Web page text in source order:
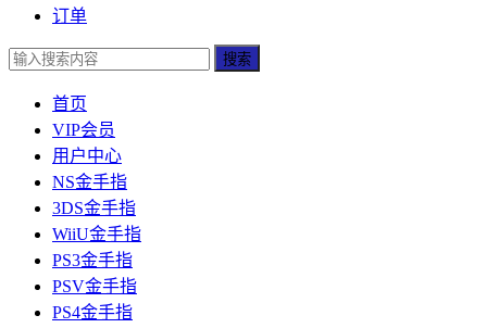
订单
搜索
首页
VIP会员
用户中心
NS金手指
3DS金手指
WiiU金手指
PS3金手指
PSV金手指
PS4金手指